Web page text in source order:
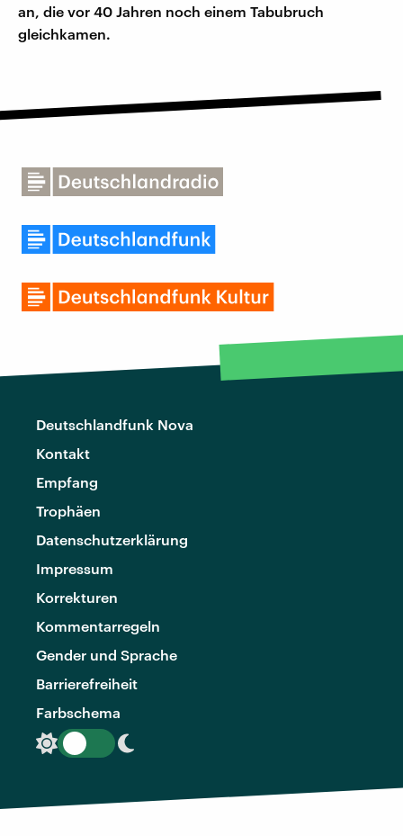
an, die vor 40 Jahren noch einem Tabubruch
gleichkamen.
Deutschlandfunk Nova
Kontakt
Empfang
Trophäen
Datenschutzerklärung
Impressum
Korrekturen
Kommentarregeln
Gender und Sprache
Barrierefreiheit
Farbschema